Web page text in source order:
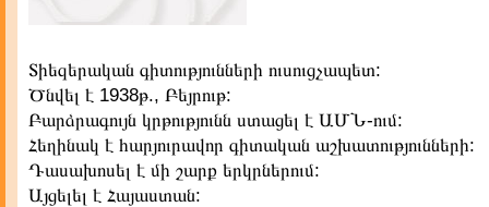
Տիեզերական գիտությունների ուսուցչապետ:
Ծնվել է 1938թ., Բեյրութ:
Բարձրագույն կրթությունն ստացել է ԱՄՆ-ում:
Հեղինակ է հարյուրավոր գիտական աշխատությունների:
Դասախոսել է մի շարք երկրներում:
Այցելել է Հայաստան: